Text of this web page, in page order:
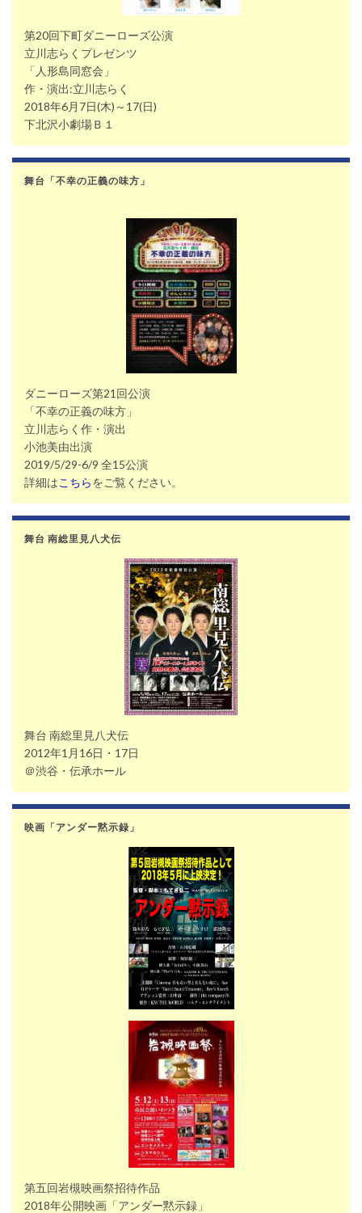
第20回下町ダニーローズ公演
立川志らくプレゼンツ
「人形島同窓会」
作・演出:立川志らく
2018年6月7日(木)～17(日)
下北沢小劇場Ｂ１
舞台「不幸の正義の味方」
ダニーローズ第21回公演
「不幸の正義の味方」
立川志らく作・演出
小池美由出演
2019/5/29-6/9 全15公演
詳細はこちらをご覧ください。
舞台 南総里見八犬伝
舞台 南総里見八犬伝
2012年1月16日・17日
＠渋谷・伝承ホール
映画「アンダー黙示録」
第五回岩槻映画祭招待作品
2018年公開映画「アンダー黙示録」